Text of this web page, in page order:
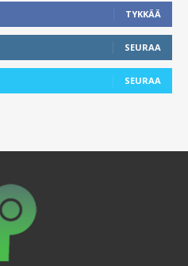
TYKKÄÄ
SEURAA
SEURAA